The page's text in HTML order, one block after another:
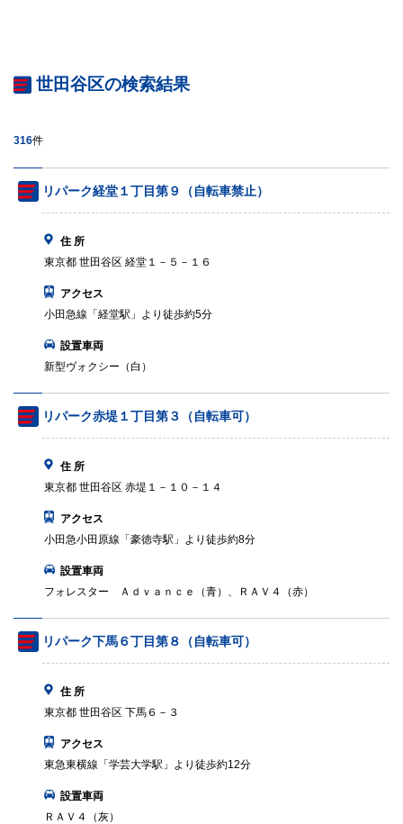
世田谷区の検索結果
316件
リパーク経堂１丁目第９（自転車禁止）
住 所
東京都 世田谷区 経堂１－５－１６
アクセス
小田急線「経堂駅」より徒歩約5分
設置車両
新型ヴォクシー（白）
リパーク赤堤１丁目第３（自転車可）
住 所
東京都 世田谷区 赤堤１－１０－１４
アクセス
小田急小田原線「豪徳寺駅」より徒歩約8分
設置車両
フォレスター Ａｄｖａｎｃｅ（青）、ＲＡＶ４（赤）
リパーク下馬６丁目第８（自転車可）
住 所
東京都 世田谷区 下馬６－３
アクセス
東急東横線「学芸大学駅」より徒歩約12分
設置車両
ＲＡＶ４（灰）